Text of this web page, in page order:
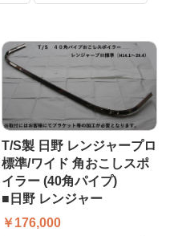
T/S製 日野 レンジャープロ
標準/ワイド 角おこしスポ
イラー (40角パイプ)
■日野 レンジャー
￥176,000